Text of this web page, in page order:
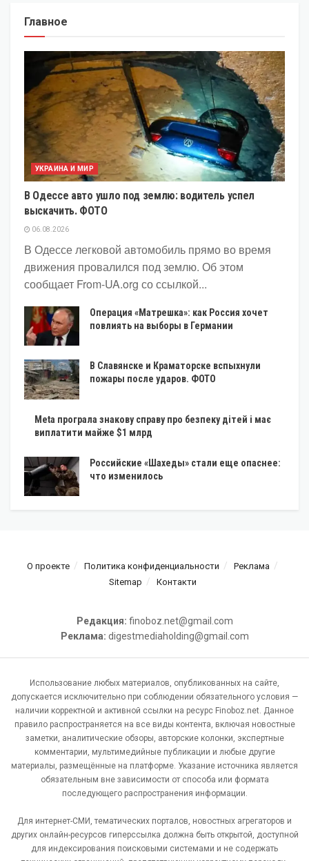
Главное
УКРАИНА И МИР
В Одессе авто ушло под землю: водитель успел
выскачить. ФОТО
06.08.2026
В Одессе легковой автомобиль прямо во время
движения провалился под землю. Об этом
сообщает From-UA.org со ссылкой...
Операция «Матрешка»: как Россия хочет
повлиять на выборы в Германии
В Славянске и Краматорске вспыхнули
пожары после ударов. ФОТО
Meta програла знакову справу про безпеку дітей і має
виплатити майже $1 млрд
Российские «Шахеды» стали еще опаснее:
что изменилось
О проекте Политика конфиденциальности
Реклама
Sitemap
Контакти
Редакция: finoboz.net@gmail.com
Реклама: digestmediaholding@gmail.com
Использование любых материалов, опубликованных на сайте,
допускается исключительно при соблюдении обязательного условия —
наличии корректной и активной ссылки на ресурс Finoboz.net. Данное
правило распространяется на все виды контента, включая новостные
заметки, аналитические обзоры, авторские колонки, экспертные
комментарии, мультимедийные публикации и любые другие
материалы, размещённые на платформе. Указание источника является
обязательным вне зависимости от способа или формата
последующего распространения информации.
Для интернет-СМИ, тематических порталов, новостных агрегаторов и
других онлайн-ресурсов гиперссылка должна быть открытой, доступной
для индексирования поисковыми системами и не содержать